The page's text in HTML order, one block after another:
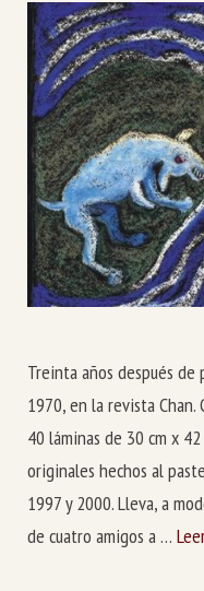
Treinta años después
1970, en la revista
40 láminas de 30 cm x
originales hechos al
1997 y 2000. Lleva, a
de cuatro amigos a …